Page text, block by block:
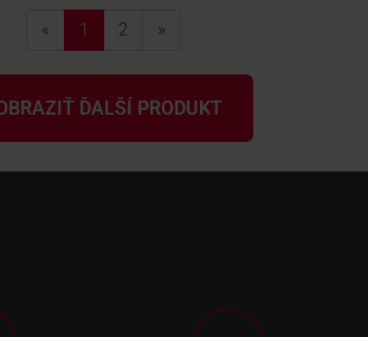
« 1 2 »
ĎALŠÍ PRODUKT